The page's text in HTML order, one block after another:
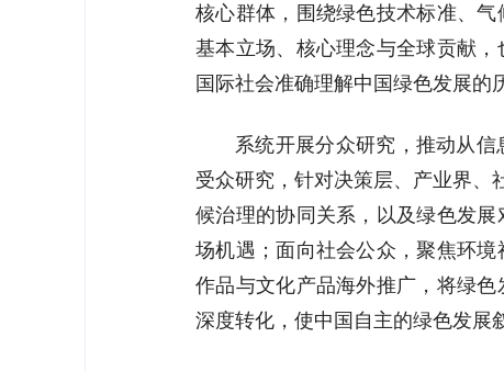
核心群体，围绕绿色技术标准、
基本立场、核心理念与全球贡献
国际社会准确理解中国绿色发展的
系统开展分众研究，推动从
受众研究，针对决策层、产业界、
候治理的协同关系，以及绿色发
场机遇；面向社会公众，聚焦环
作品与文化产品海外推广，将绿
深度转化，使中国自主的绿色发展